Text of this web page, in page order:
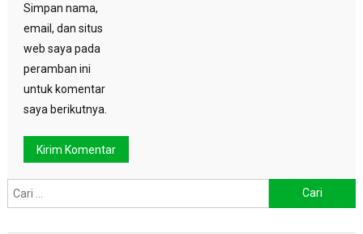
Simpan nama,
email, dan situs
web saya pada
peramban ini
untuk komentar
saya berikutnya.
untuk: